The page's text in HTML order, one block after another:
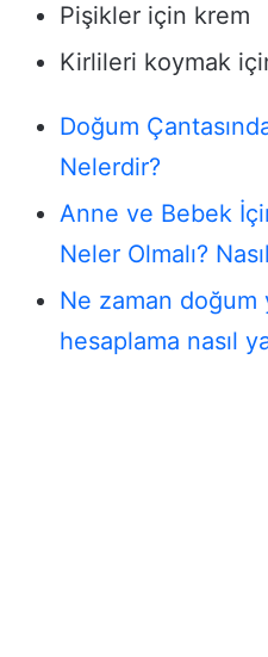
Pişikler için krem
Kirlileri koymak
Doğum
Nelerdir?
Anne ve Bebek
Neler Olmalı?
Ne zaman doğum
hesaplama nasıl